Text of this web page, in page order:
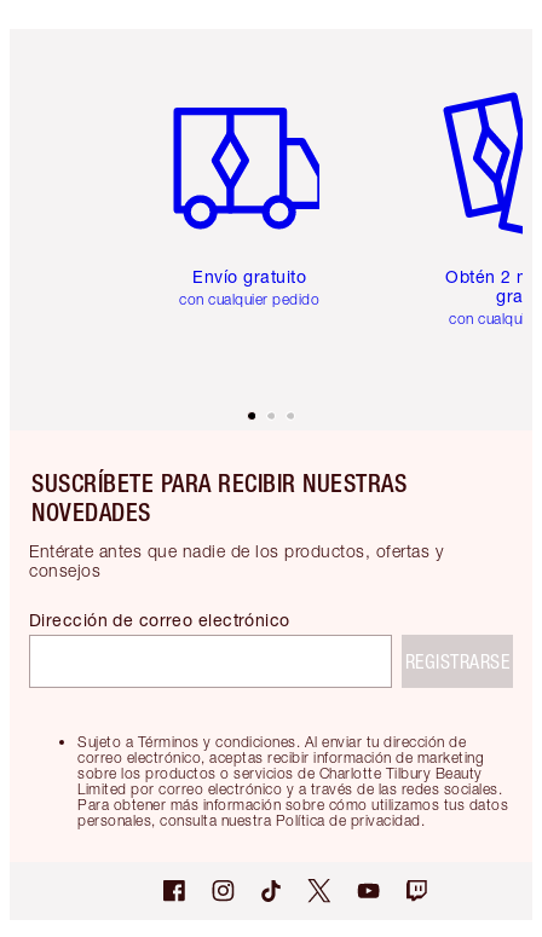
Envío gratuito
con cualquier pedido
Obtén 2
gratis
con
SUSCRÍBETE PARA RECIBIR NUESTRAS
NOVEDADES
Entérate antes que nadie de los productos, ofertas y
consejos
Sujeto a Términos y condiciones. Al enviar tu dirección de
correo electrónico, aceptas recibir información de marketing
sobre los productos o servicios de Charlotte Tilbury Beauty
Limited por correo electrónico y a través de las redes sociales.
Para obtener más información sobre cómo utilizamos tus datos
personales, consulta nuestra Política de privacidad.
Dirección de correo electrónico
REGISTRARSE